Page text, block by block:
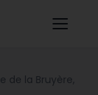
de la Bruyère,